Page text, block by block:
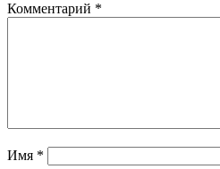
Комментарий *
Имя *